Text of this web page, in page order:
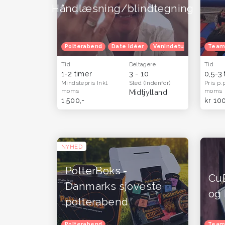
Håndlæsning/blindtegning
Polterabend Date idéer Venindetur
Tid
1-2 timer
Deltagere
3 - 10
Mindstepris Inkl.
moms
1.500,-
Sted (Indenfor)
Midtjylland
Tid
0,5-3
Pris
moms
kr
NYHED
PolterBoks -
Danmarks sjoveste
polterabend
og